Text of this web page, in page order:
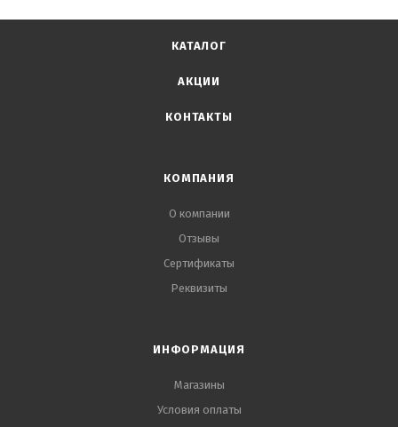
КАТАЛОГ
АКЦИИ
КОНТАКТЫ
КОМПАНИЯ
О компании
Отзывы
Сертификаты
Реквизиты
ИНФОРМАЦИЯ
Магазины
Условия оплаты